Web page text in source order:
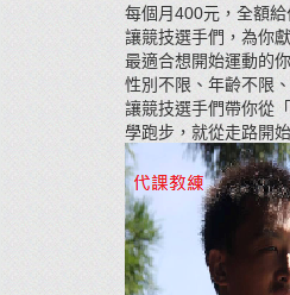
每個月 400元，全額給
讓競技選手們，為你
最適合想開始運動的
性別不限、年齡不限
讓競技選手們帶你從
學跑步，就從走路開始